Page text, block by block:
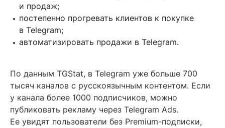
и продаж;
постепенно прогревать клиентов к покупке
в Telegram;
автоматизировать продажи в Telegram.
По данным TGStat, в Telegram уже больше 700
тысяч каналов с русскоязычным контентом. Если
у канала более 1000 подписчиков, можно
публиковать рекламу через Telegram Ads.
Ее увидят пользователи без Premium-подписки,